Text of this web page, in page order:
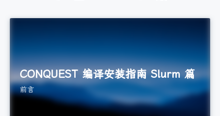
CONQUEST 编译安装指南 Slurm 篇
前言